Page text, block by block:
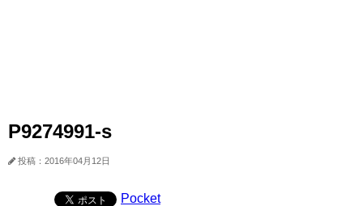
P9274991-s
投稿：2016年04月12日
Pocket